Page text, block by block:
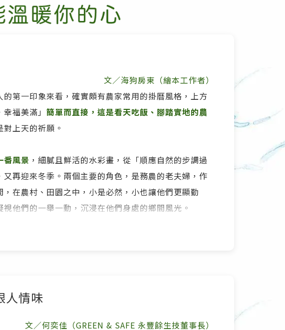
文／海狗房東（繪本工作者）
第一印象來看，確實頗有農家常用的掛曆風格，上方
福美滿」 簡單而直接，這是看天吃飯、腳踏實地的農
上天的祈願。
番風景 ，細膩且鮮活的水彩畫，從「順應自然的步調過
再迎來冬季。兩個主要的角色，是務農的老夫婦，作
在農村、田園之中，小是必然，小也讓他們更顯勤
他們的一舉一動，沉浸在他們身處的鄉間風光。
人情味
文／何奕佳（GREEN & SAFE 永豐餘生技董事長）